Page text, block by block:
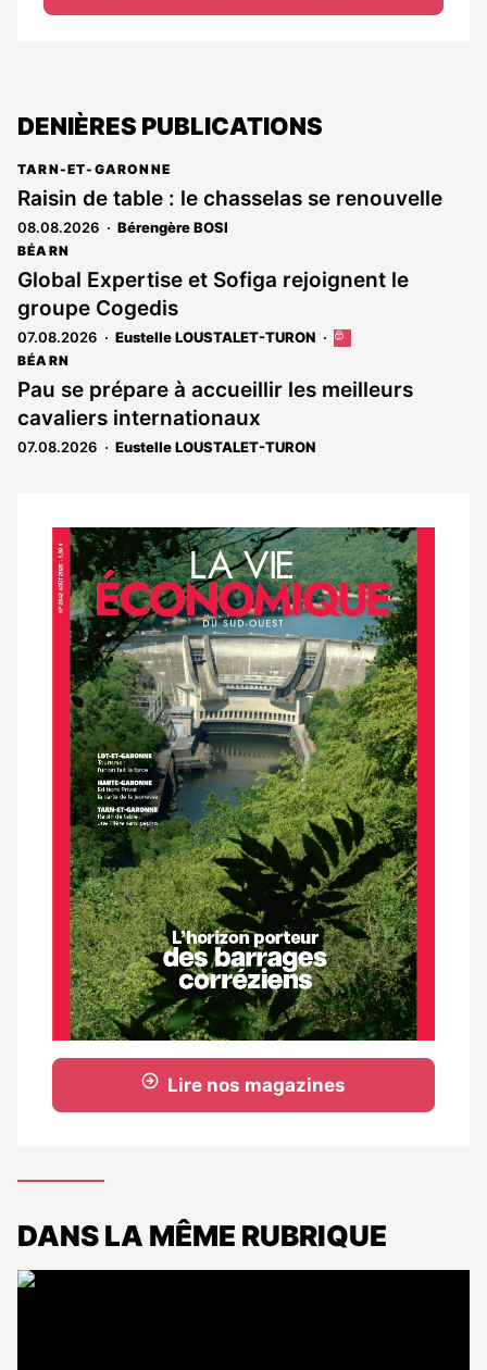
DENIÈRES PUBLICATIONS
TARN-ET-GARONNE
Raisin de table : le chasselas se renouvelle
08.08.2026 Bérengère BOSI
BÉARN
Global Expertise et Sofiga rejoignent le
groupe Cogedis
07.08.2026 Eustelle LOUSTALET-TURON
Cet
est
réservé
BÉARN
Pau se prépare à accueillir les meilleurs
cavaliers internationaux
07.08.2026 Eustelle LOUSTALET-TURON
Notre
dernier
magazine
Lire nos magazines
DANS LA MÊME RUBRIQUE